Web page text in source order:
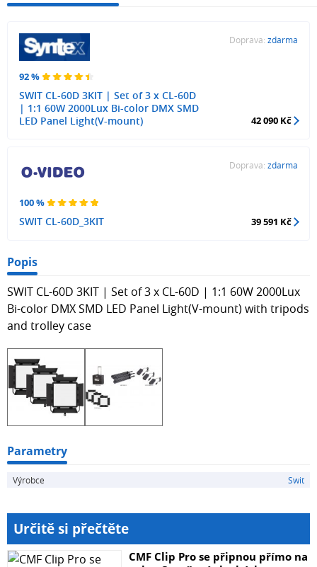
92 %
SWIT CL-60D 3KIT | Set of 3 x CL-60D
| 1:1 60W 2000Lux Bi-color DMX SMD
LED Panel Light(V-mount)
Doprava: zdarma
42 090 Kč
100 %
SWIT CL-60D_3KIT
Doprava: zdarma
39 591 Kč
Popis
SWIT CL-60D 3KIT | Set of 3 x CL-60D | 1:1 60W 2000Lux
Bi-color DMX SMD LED Panel Light(V-mount) with tripods
and trolley case
Parametry
Výrobce Swit
Určitě si přečtěte
CMF Clip Pro se připnou přímo na